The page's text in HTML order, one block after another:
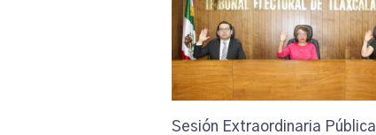
Sesión Extraordinaria Pública